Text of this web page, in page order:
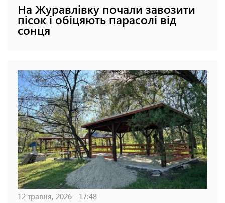
На Журавлівку почали завозити
пісок і обіцяють парасолі від
сонця
12 травня, 2026 - 17:48